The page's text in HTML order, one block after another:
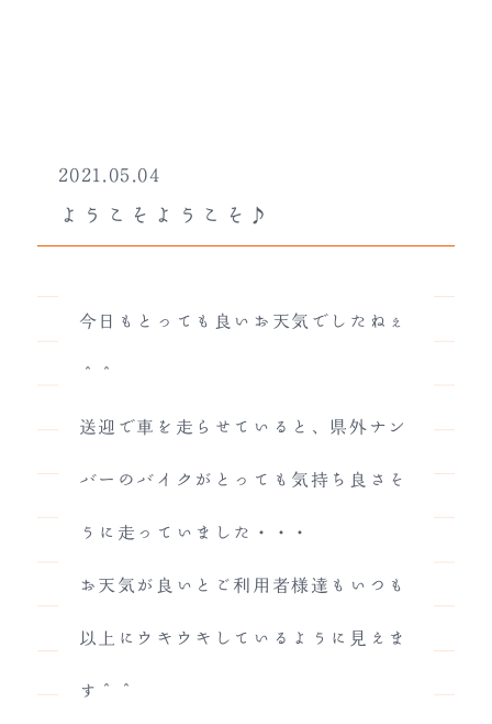
2021.05.04
ようこそようこそ♪
今日もとっても良いお天気でしたねぇ
＾＾
送迎で車を走らせていると、県外ナン
バーのバイクがとっても気持ち良さそ
うに走っていました・・・
お天気が良いとご利用者様達もいつも
以上にウキウキしているように見えま
す＾＾